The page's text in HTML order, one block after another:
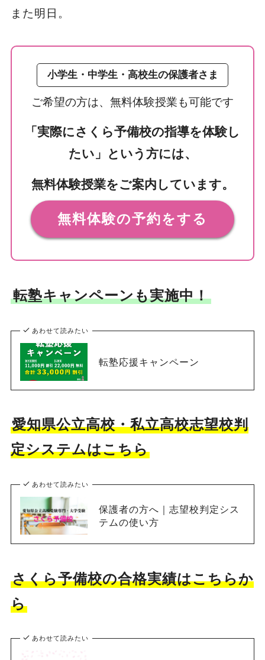
また明日。
小学生・中学生・高校生の保護者さま
ご希望の方は、無料体験授業も可能です
「実際にさくら予備校の指導を体験し
たい」という方には、
無料体験授業をご案内しています。
無料体験の予約をする
転塾キャンペーンも実施中！
あわせて読みたい
転塾応援キャンペーン
愛知県公立高校・私立高校志望校判
定システムはこちら
あわせて読みたい
保護者の方へ｜志望校判定シス
テムの使い方
さくら予備校の合格実績はこちらか
ら
あわせて読みたい